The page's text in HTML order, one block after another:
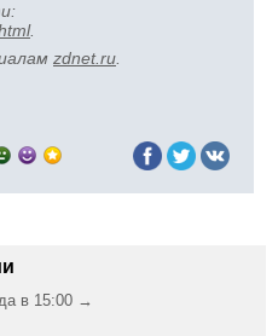
.
zdnet.ru
в 15:00 →